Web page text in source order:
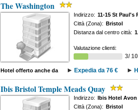
The Washington
Indirizzo: 11-15 St Paul's
Città (Zona): Bristol
Distanza dal centro città:
Valutazione clienti:
3/ 10
Hotel offerto anche da Expedia da 76 €
Ibis Bristol Temple Meads Quay
Indirizzo: Ibis Hotel Avon
Città (Zona): Bristol